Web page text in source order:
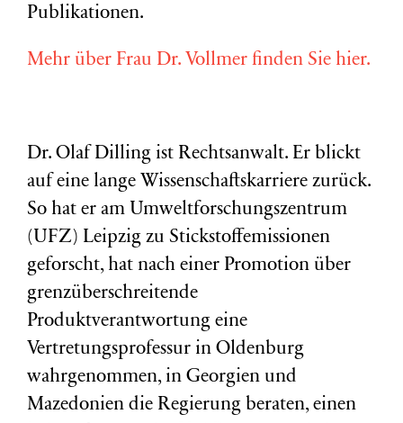
Publikationen.
Mehr über Frau Dr. Vollmer finden Sie hier.
Dr. Olaf Dilling ist Rechtsanwalt. Er blickt
auf eine lange Wissenschaftskarriere zurück.
So hat er am Umweltforschungszentrum
(UFZ) Leipzig zu Stickstoffemissionen
geforscht, hat nach einer Promotion über
grenzüberschreitende
Produktverantwortung eine
Vertretungsprofessur in Oldenburg
wahrgenommen, in Georgien und
Mazedonien die Regierung beraten, einen